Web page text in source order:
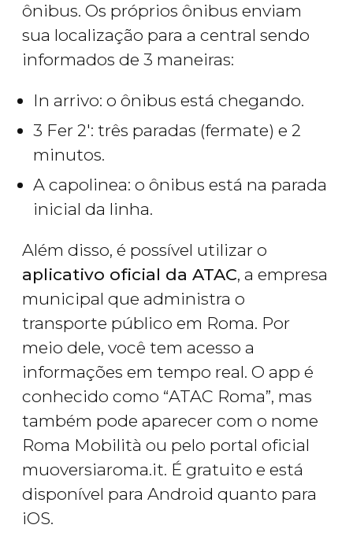
ônibus. Os próprios ônibus enviam
sua localização para a central sendo
informados de 3 maneiras:
In arrivo: o ônibus está chegando.
3 Fer 2': três paradas (fermate) e 2
minutos.
A capolinea: o ônibus está na parada
inicial da linha.
Além disso, é possível utilizar o
aplicativo oficial da ATAC, a empresa
municipal que administra o
transporte público em Roma. Por
meio dele, você tem acesso a
informações em tempo real. O app é
conhecido como “ATAC Roma”, mas
também pode aparecer com o nome
Roma Mobilità ou pelo portal oficial
muoversiaroma.it. É gratuito e está
disponível para Android quanto para
iOS.